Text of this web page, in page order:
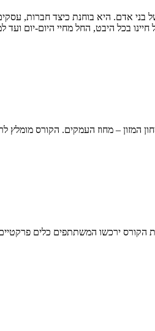
אדם. היא בוחנת כיצד חברות,
בכל היבט, החל מחיי היום-יום ועד
הקורס ירכשו המשתתפים כלים